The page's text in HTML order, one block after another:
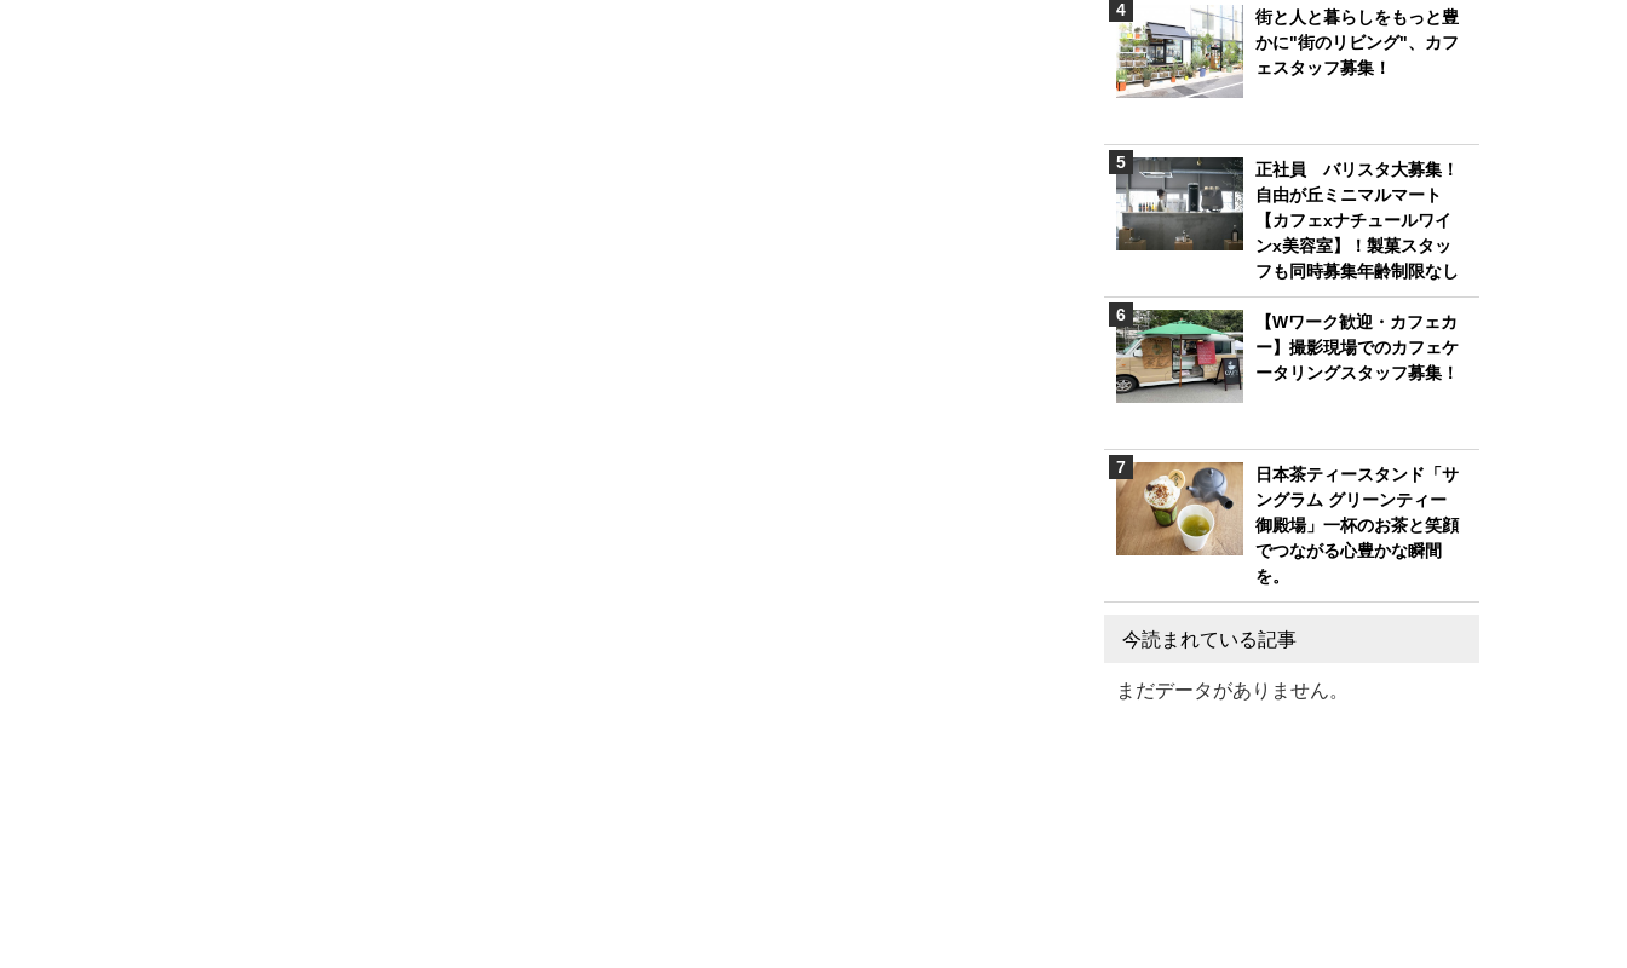
街と人と暮らしをもっと豊
かに"街のリビング"、カフ
ェスタッフ募集！
正社員 バリスタ大募集！
自由が丘ミニマルマート
【カフェxナチュールワイ
ンx美容室】！製菓スタッ
フも同時募集年齢制限なし
【Wワーク歓迎・カフェカ
ー】撮影現場でのカフェケ
ータリングスタッフ募集！
日本茶ティースタンド「サ
ングラム グリーンティー
御殿場」一杯のお茶と笑顔
でつながる心豊かな瞬間
を。
今読まれている記事
まだデータがありません。